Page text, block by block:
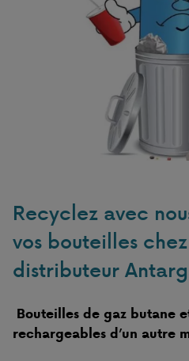
Recyclez avec
vos bouteilles
distributeur
Bouteilles de gaz butane
rechargeables d’un autre